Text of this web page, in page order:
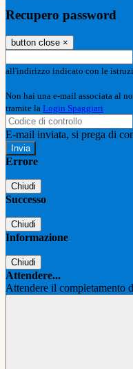
Recupero password
button close ×
all'indirizzo indicato con le
Non hai una e-mail associata al
tramite la Login Spaggiari
E-mail inviata, si prega di
Errore
Chiudi
Successo
Chiudi
Informazione
Chiudi
Attendere...
Attendere il completamento